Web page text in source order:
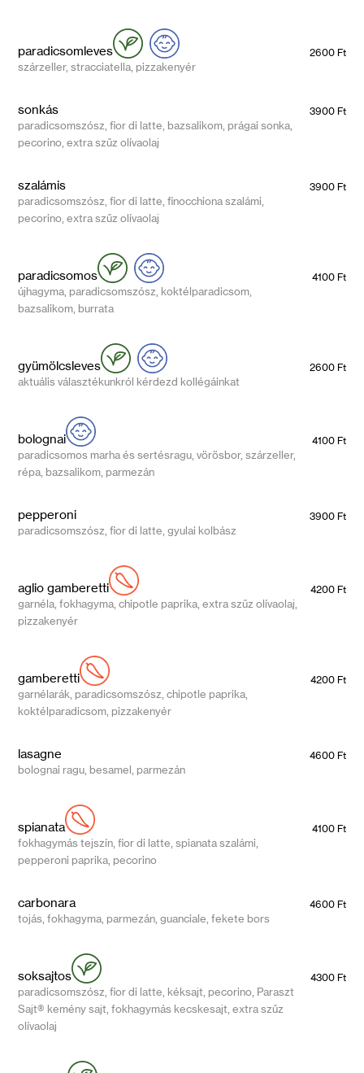
paradicsomleves 2600 Ft
szárzeller, stracciatella, pizzakenyér
sonkás 3900 Ft
paradicsomszósz, fior di latte, bazsalikom, prágai sonka,
pecorino, extra szűz olívaolaj
szalámis 3900 Ft
paradicsomszósz, fior di latte, finocchiona szalámi,
pecorino, extra szűz olívaolaj
paradicsomos 4100 Ft
újhagyma, paradicsomszósz, koktélparadicsom,
bazsalikom, burrata
gyümölcsleves 2600 Ft
aktuális választékunkról kérdezd kollégáinkat
bolognai 4100 Ft
paradicsomos marha és sertésragu, vörösbor, szárzeller,
répa, bazsalikom, parmezán
pepperoni 3900 Ft
paradicsomszósz, fior di latte, gyulai kolbász
aglio gamberetti 4200 Ft
garnéla, fokhagyma, chipotle paprika, extra szűz olívaolaj,
pizzakenyér
gamberetti 4200 Ft
garnélarák, paradicsomszósz, chipotle paprika,
koktélparadicsom, pizzakenyér
lasagne 4600 Ft
bolognai ragu, besamel, parmezán
spianata 4100 Ft
fokhagymás tejszín, fior di latte, spianata szalámi,
pepperoni paprika, pecorino
carbonara 4600 Ft
tojás, fokhagyma, parmezán, guanciale, fekete bors
soksajtos 4300 Ft
paradicsomszósz, fior di latte, kéksajt, pecorino, Paraszt
Sajt® kemény sajt, fokhagymás kecskesajt, extra szűz
olívaolaj